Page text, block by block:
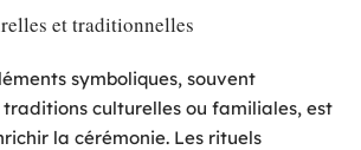
et traditionnelles
symboliques, souvent
culturelles ou familiales, est
la cérémonie. Les rituels